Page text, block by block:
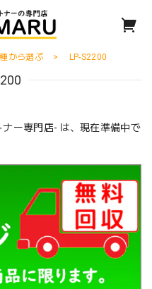
から選ぶ LP-S2200
ー専門店- は、現在準備中で